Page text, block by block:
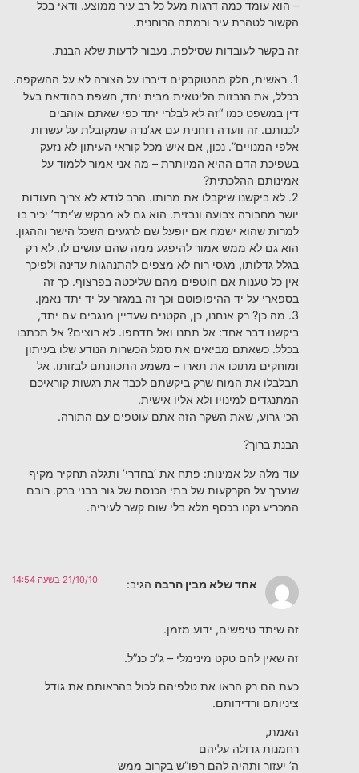
– הוא עומד כמה דרגות מעל כל רב עיר ממוצע. ודאי בכל
הקשור לטהרת עיר ורמתה הרוחנית.
זה בקשר לעובדות שסילפת. נעבור לדעות שלא הבנת.
1. ראשית, חלק מהטוקבקים דיברו על הצורה לא על ההשקפה.
בכלל, את הנבזות הליטאית מבית יתד, חשפת בהודאת בעל
דין במשפט כמו “זה לא לבלרי יתד כפי שאתם אוהבים
לכנותם. זה וועדה רוחנית עם אג’נדה שמקובלת על עשרות
אלפי המנויים”. נכון, אם איש מכל קוראי העיתון לא נזעק
בשפיכת הדם ההיא המיותרת – מה אני אמור ללמוד על
אמינותם ההלכתית?
2. לא ביקשנו שיקבלו את מרותו. הרב לנדא לא צריך תעודות
יושר מחבורה צבועה ונבזית. הוא גם לא מבקש ש’יתד’ יכיר בו
למרות שהוא ישמח אם יופעל שם לרגעים השכל הישר וההגון.
הוא גם לא ממש אמור להיפגע ממה שהם עושים לו. לא רק
בגלל גדלותו, מגסי רוח לא מצפים להתנהגות עדינה ולפיכך
אין כל טענות אם חוטפים מהם שליכטה בפרצוף. כך זה
בספארי על יד ההיפופוטם וכך זה במגזר על יד יתד נאמן.
3. מה כן? רק אנחנו, כן, הקטנים שעדיין מנגבים עם יתד,
ביקשנו דבר אחד: אל תתנו ואל תדחפו. לא רוצים? אל תכתבו
בכלל. כשאתם מביאים את סמל הכשרות הנודע שלו בעיתון
ומוחקים מתוכו את תארו – משמע התכוונתם לבזותו. אל
תבלבלו את המוח שרק ביקשתם לכבד את רגשות קוראיכם
המתנגדים למינויו ולא אליו אישית.
הכי גרוע, שאת השקר הזה אתם עוטפים עם התורה.
הבנת ברוך?
עוד מלה על אמינות: פתח את ‘בחדרי’ ותגלה תחקיר מקיף
שנערך על הקרקעות של בתי הכנסת של גור בבני ברק. רובם
המכריע נקנו בכסף מלא בלי שום קשר לעיריה.
אחד שלא מבין הרבה הגיב: 21/10/10 בשעה 14:54
זה שיתד טיפשים, ידוע מזמן.
זה שאין להם טקט מינימלי – ג”כ כנ”ל.
כעת הם רק הראו את טלפיהם לכול בהראותם את גודל
ציניותם ורדידותם.
האמת,
רחמנות גדולה עליהם
ה’ יעזור ותהיה להם רפו”ש בקרוב ממש